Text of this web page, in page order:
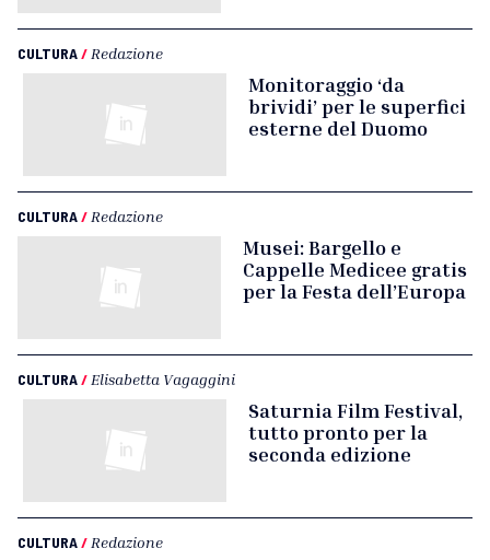
CULTURA/ Redazione
Monitoraggio ‘da
brividi’ per le superfici
esterne del Duomo
CULTURA/ Redazione
Musei: Bargello e
Cappelle Medicee gratis
per la Festa dell’Europa
CULTURA/ Elisabetta Vagaggini
Saturnia Film Festival,
tutto pronto per la
seconda edizione
CULTURA/ Redazione